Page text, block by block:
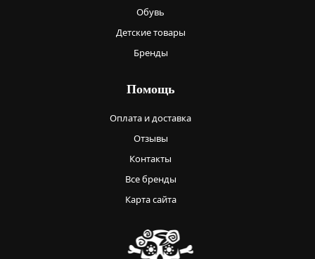
Обувь
Детские товары
Бренды
Помощь
Оплата и доставка
Отзывы
Контакты
Все бренды
Карта сайта